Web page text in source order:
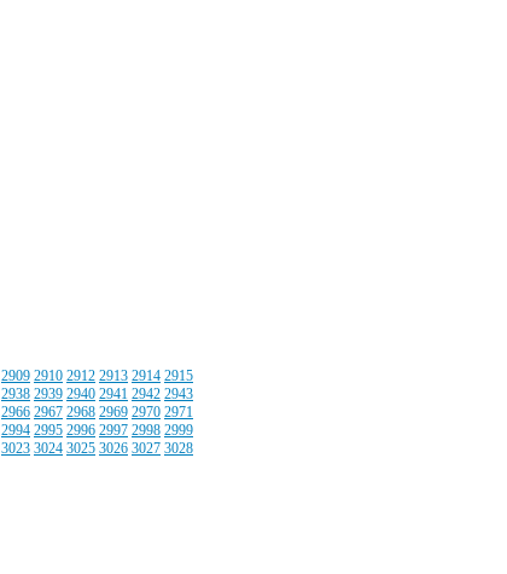
2909 2910 2912 2913 2914 2915
2938 2939 2940 2941 2942 2943
2966 2967 2968 2969 2970 2971
2994 2995 2996 2997 2998 2999
3023 3024 3025 3026 3027 3028